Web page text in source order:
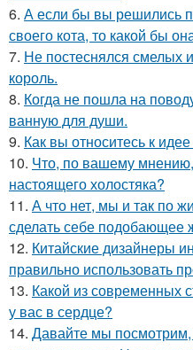
6. А если бы вы решились
своего кота, то какой бы
7. Не постеснялся смелых
король.
8. Когда не пошла на
ванную для души.
9. Как вы относитесь к
10. Что, по вашему
настоящего холостяка?
11. А что нет, мы и так по
сделать себе подобающее
12. Китайские дизайнеры
правильно использовать
13. Какой из современных
у вас в сердце?
14. Давайте мы